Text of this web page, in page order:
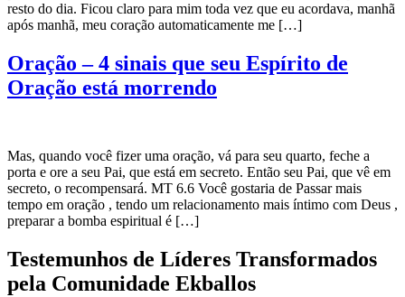
resto do dia. Ficou claro para mim toda vez que eu acordava, manhã
após manhã, meu coração automaticamente me […]
Oração – 4 sinais que seu Espírito de
Oração está morrendo
Mas, quando você fizer uma oração, vá para seu quarto, feche a
porta e ore a seu Pai, que está em secreto. Então seu Pai, que vê em
secreto, o recompensará. MT 6.6 Você gostaria de Passar mais
tempo em oração , tendo um relacionamento mais íntimo com Deus ,
preparar a bomba espiritual é […]
Testemunhos de Líderes Transformados
pela Comunidade Ekballos